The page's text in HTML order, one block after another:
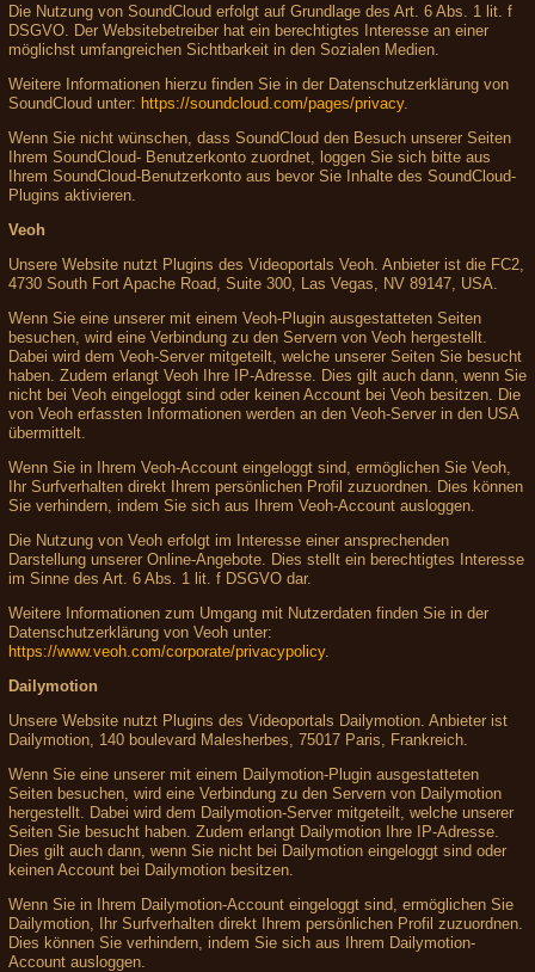
Die Nutzung von SoundCloud erfolgt auf Grundlage des Art. 6 Abs. 1 lit. f
DSGVO. Der Websitebetreiber hat ein berechtigtes Interesse an einer
möglichst umfangreichen Sichtbarkeit in den Sozialen Medien.
Weitere Informationen hierzu finden Sie in der Datenschutzerklärung von
SoundCloud unter: https://soundcloud.com/pages/privacy.
Wenn Sie nicht wünschen, dass SoundCloud den Besuch unserer Seiten
Ihrem SoundCloud- Benutzerkonto zuordnet, loggen Sie sich bitte aus
Ihrem SoundCloud-Benutzerkonto aus bevor Sie Inhalte des SoundCloud-
Plugins aktivieren.
Veoh
Unsere Website nutzt Plugins des Videoportals Veoh. Anbieter ist die FC2,
4730 South Fort Apache Road, Suite 300, Las Vegas, NV 89147, USA.
Wenn Sie eine unserer mit einem Veoh-Plugin ausgestatteten Seiten
besuchen, wird eine Verbindung zu den Servern von Veoh hergestellt.
Dabei wird dem Veoh-Server mitgeteilt, welche unserer Seiten Sie besucht
haben. Zudem erlangt Veoh Ihre IP-Adresse. Dies gilt auch dann, wenn Sie
nicht bei Veoh eingeloggt sind oder keinen Account bei Veoh besitzen. Die
von Veoh erfassten Informationen werden an den Veoh-Server in den USA
übermittelt.
Wenn Sie in Ihrem Veoh-Account eingeloggt sind, ermöglichen Sie Veoh,
Ihr Surfverhalten direkt Ihrem persönlichen Profil zuzuordnen. Dies können
Sie verhindern, indem Sie sich aus Ihrem Veoh-Account ausloggen.
Die Nutzung von Veoh erfolgt im Interesse einer ansprechenden
Darstellung unserer Online-Angebote. Dies stellt ein berechtigtes Interesse
im Sinne des Art. 6 Abs. 1 lit. f DSGVO dar.
Weitere Informationen zum Umgang mit Nutzerdaten finden Sie in der
Datenschutzerklärung von Veoh unter:
https://www.veoh.com/corporate/privacypolicy.
Dailymotion
Unsere Website nutzt Plugins des Videoportals Dailymotion. Anbieter ist
Dailymotion, 140 boulevard Malesherbes, 75017 Paris, Frankreich.
Wenn Sie eine unserer mit einem Dailymotion-Plugin ausgestatteten
Seiten besuchen, wird eine Verbindung zu den Servern von Dailymotion
hergestellt. Dabei wird dem Dailymotion-Server mitgeteilt, welche unserer
Seiten Sie besucht haben. Zudem erlangt Dailymotion Ihre IP-Adresse.
Dies gilt auch dann, wenn Sie nicht bei Dailymotion eingeloggt sind oder
keinen Account bei Dailymotion besitzen.
Wenn Sie in Ihrem Dailymotion-Account eingeloggt sind, ermöglichen Sie
Dailymotion, Ihr Surfverhalten direkt Ihrem persönlichen Profil zuzuordnen.
Dies können Sie verhindern, indem Sie sich aus Ihrem Dailymotion-
Account ausloggen.